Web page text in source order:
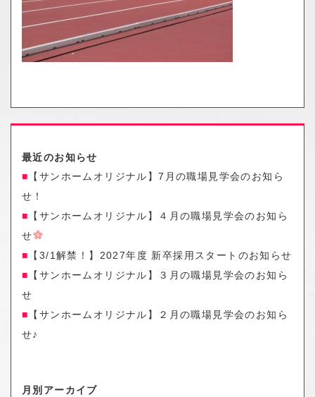
最近のお知らせ
【サンホームオリジナル】7月の職場見学会のお知ら
せ！
【サンホームオリジナル】４月の職場見学会のお知ら
せ
【3/1解禁！】2027年度 新卒採用スタートのお知らせ
【サンホームオリジナル】３月の職場見学会のお知ら
せ
【サンホームオリジナル】２月の職場見学会のお知ら
せ♪
月別アーカイブ